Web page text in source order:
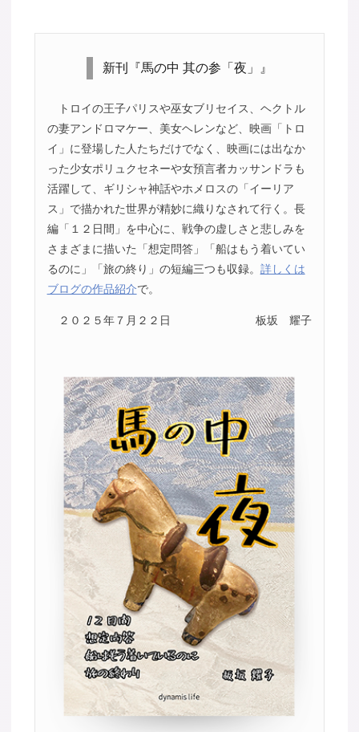
新刊『馬の中 其の参「夜」』
トロイの王子パリスや巫女ブリセイス、ヘクトル
の妻アンドロマケー、美女ヘレンなど、映画「トロ
イ」に登場した人たちだけでなく、映画には出なか
った少女ポリュクセネーや女預言者カッサンドラも
活躍して、ギリシャ神話やホメロスの「イーリア
ス」で描かれた世界が精妙に織りなされて行く。長
編「１２日間」を中心に、戦争の虚しさと悲しみを
さまざまに描いた「想定問答」「船はもう着いてい
るのに」「旅の終り」の短編三つも収録。 詳しくは
ブログの作品紹介で。
２０２５年７月２２日 板坂 耀子